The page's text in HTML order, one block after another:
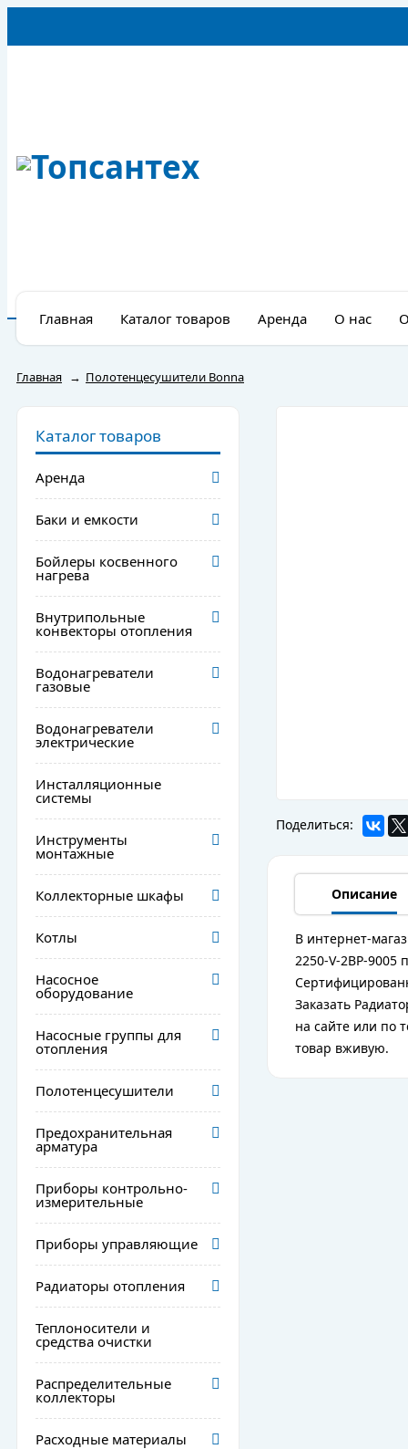
Главная Каталог товаров Аренда О нас
Главная → Полотенцесушители Bonna
Каталог товаров
Аренда
Баки и емкости
Бойлеры косвенного
нагрева
Внутрипольные
конвекторы отопления
Водонагреватели
газовые
Водонагреватели
электрические
Инсталляционные
системы
Инструменты
монтажные
Коллекторные шкафы
Котлы
Насосное
оборудование
Насосные группы для
отопления
Полотенцесушители
Предохранительная
арматура
Приборы контрольно-
измерительные
Приборы управляющие
Радиаторы отопления
Теплоносители и
средства очистки
Распределительные
коллекторы
Расходные материалы
Поделиться:
Описание
В интернет-
2250-V-2BP-9005
Заказать
на сайте или по
товар вживую.